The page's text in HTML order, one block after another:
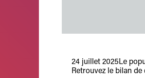
24 juillet 2025Le
Retrouvez le bilan de